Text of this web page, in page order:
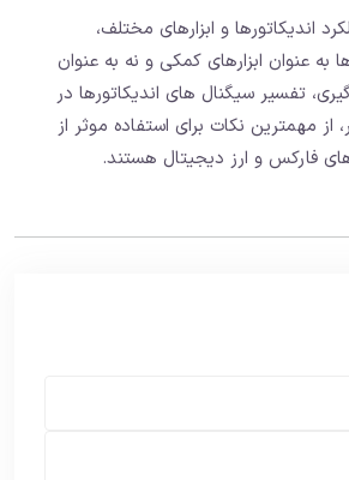
اندیکاتورها و ابزارهای مختلف،
به عنوان ابزارهای کمکی و نه به عنوان
تفسیر سیگنال های اندیکاتورها در
از مهمترین نکات برای استفاده موثر از
فارکس و ارز دیجیتال هستند.